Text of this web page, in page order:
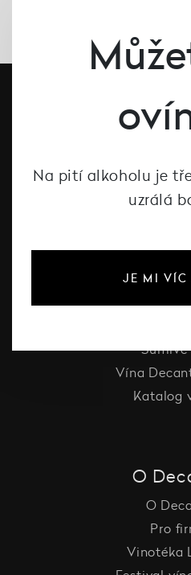
Bílé
Vína
Katalog
O
O
Pro
Vinotéka
Na pití alkoholu je
uzrálá
JE MI VÍC